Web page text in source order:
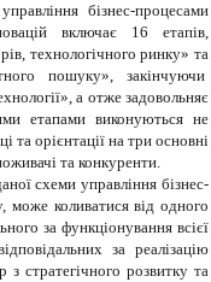
бізнес-процесами
включає 16 етапів,
технологічного ринку» та
пошуку», закінчуючи
а отже задовольняє
етапами виконуються не
та орієнтації на три основні
та конкуренти.
схеми управління бізнес-
може коливатися від одного
за функціонування всієї
за реалізацію
стратегічного розвитку та